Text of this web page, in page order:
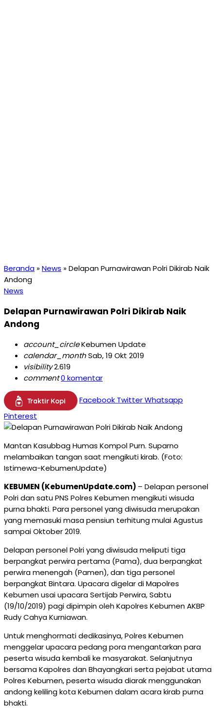
Beranda »News »Delapan Purnawirawan Polri Dikirab Naik
Andong
News
Delapan Purnawirawan Polri Dikirab Naik
Andong
account_circleKebumen Update
calendar_monthSab, 19 Okt 2019
visibility2.619
comment0 komentar
Traktir Kopi Facebook TwitterWhatsapp
Pinterest
Mantan Kasubbag Humas Kompol Purn. Suparno
melambaikan tangan saat mengikuti kirab. (Foto:
Istimewa-KebumenUpdate)
KEBUMEN (KebumenUpdate.com) – Delapan personel
Polri dan satu PNS Polres Kebumen mengikuti wisuda
purna bhakti. Para personel yang diwisuda merupakan
yang memasuki masa pensiun terhitung mulai Agustus
sampai Oktober 2019.
Delapan personel Polri yang diwisuda meliputi tiga
berpangkat perwira pertama (Pama), dua berpangkat
perwira menengah (Pamen), dan tiga personel
berpangkat Bintara. Upacara digelar di Mapolres
Kebumen usai upacara Sertijab Perwira, Sabtu
(19/10/2019) pagi dipimpin oleh Kapolres Kebumen AKBP
Rudy Cahya Kurniawan.
Untuk menghormati dedikasinya, Polres Kebumen
menggelar upacara pedang pora mengantarkan para
peserta wisuda kembali ke masyarakat. Selanjutnya
bersama Kapolres dan Bhayangkari serta pejabat utama
Polres Kebumen, peserta wisuda diarak menggunakan
andong keliling kota Kebumen dalam acara kirab purna
bhakti.